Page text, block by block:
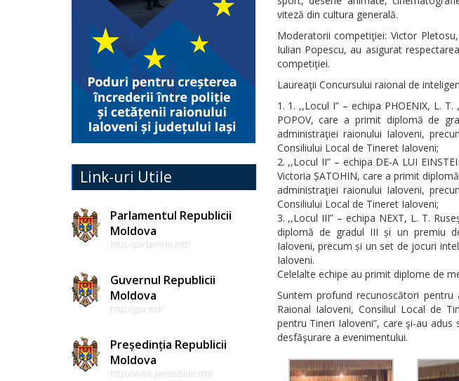
Link-uri Utile
Parlamentul Republicii
Moldova
http://parlament.md/
Guvernul Republicii
Moldova
http://gov.md/
Președinția Republicii
Moldova
http://www.presedinte.md/
viteză din cultura generală.
Moderatorii competiţiei: Victor
Iulian Popescu, au asigurat
competiţiei.
Laureaţii Concursului raional de
1. ,,Locul I” – echipa PHOENIX, L.
POPOV, care a primit diplomă de
administraţiei raionului Ialoveni,
Consiliului Local de Tineret Ialoveni;
,,Locul II” – echipa DE-A LUI
Victoria ȘATOHIN, care a primit
administraţiei raionului Ialoveni,
Consiliului Local de Tineret Ialoveni;
,,Locul III” – echipa NEXT, L. T.
diplomă de gradul III și un premiu
Ialoveni, precum și un set de jocuri
Ialoveni.
Celelalte echipe au primit diplome de
Suntem profund recunoscători pentru
Raional Ialoveni, Consiliul Local de
pentru Tineri Ialoveni”, care şi-au
desfăşurare a evenimentului.